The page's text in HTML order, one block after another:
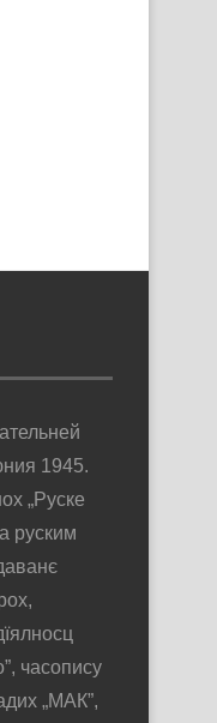
1945.
„Руске
руским
часопису
„МАК”,